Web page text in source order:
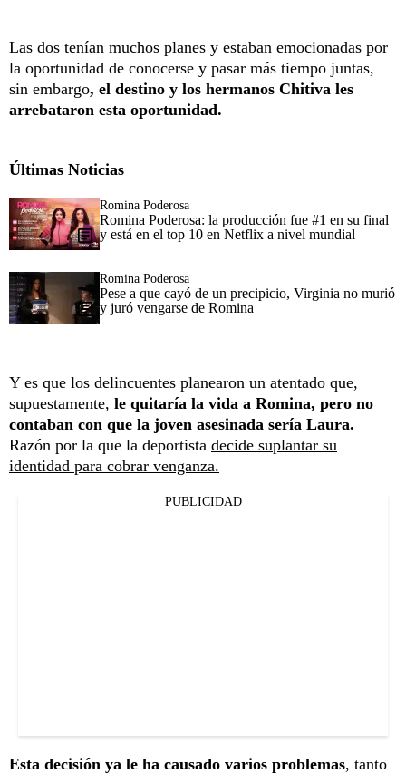
Las dos tenían muchos planes y estaban emocionadas por
la oportunidad de conocerse y pasar más tiempo juntas,
sin embargo, el destino y los hermanos Chitiva les
arrebataron esta oportunidad.
Últimas Noticias
Romina Poderosa
Romina Poderosa: la producción fue #1 en su final
y está en el top 10 en Netflix a nivel mundial
Romina Poderosa
Pese a que cayó de un precipicio, Virginia no murió
y juró vengarse de Romina
Y es que los delincuentes planearon un atentado que,
supuestamente, le quitaría la vida a Romina, pero no
contaban con que la joven asesinada sería Laura.
Razón por la que la deportista decide suplantar su
identidad para cobrar venganza.
PUBLICIDAD
Esta decisión ya le ha causado varios problemas, tanto